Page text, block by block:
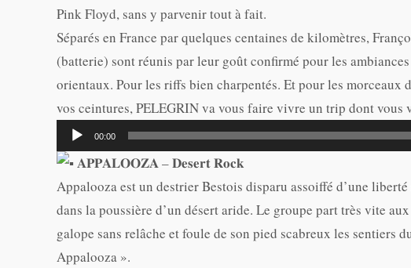
Pink Floyd, sans y parvenir tout à fait.
Séparés en France par quelques centaines de kilomètres,
(batterie) sont réunis par leur goût confirmé pour les
orientaux. Pour les riffs bien charpentés. Et pour les morceaux
vos ceintures, PELEGRIN va vous faire vivre un trip dont vous
Lecteur
audio
00:00
𝐀𝐏𝐏𝐀𝐋𝐎𝐎𝐙𝐀 – 𝐃𝐞𝐬𝐞𝐫𝐭 𝐑𝐨𝐜𝐤
Appalooza est un destrier Bestois disparu assoiffé d’une
dans la poussière d’un désert aride. Le groupe part très vite
galope sans relâche et foule de son pied scabreux les sentiers
Appalooza ».